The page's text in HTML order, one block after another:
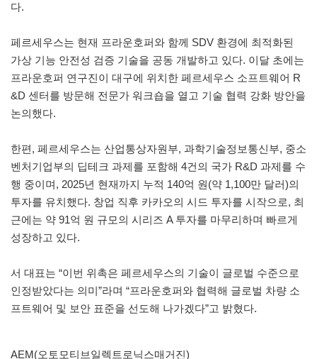
다.
페르세우스는 현재 프라운호퍼와 함께 SDV 환경에 최적화된
가상 기능 안전성 검증 기술을 공동 개발하고 있다. 이달 초에는
프라운호퍼 연구진이 대구에 위치한 페르세우스 소프트웨어 R
&D 센터를 방문해 전문가 워크숍을 열고 기술 협력 강화 방안을
논의했다.
한편, 페르세우스는 산업통상자원부, 과학기술정보통신부, 중소
벤처기업부의 딥테크 과제를 포함해 4건의 국가 R&D 과제를 수
행 중이며, 2025년 현재까지 누적 140억 원(약 1,100만 달러)의
투자를 유치했다. 창업 직후 카카오의 시드 투자를 시작으로, 최
근에는 약 91억 원 규모의 시리즈 A 투자를 마무리하며 빠르게
성장하고 있다.
서 대표는 “이번 위촉은 페르세우스의 기술이 글로벌 수준으로
인정받았다는 의미”라며 “프라운호퍼와 협력해 글로벌 차량 소
프트웨어 및 보안 표준을 선도해 나가겠다”고 밝혔다.
AEM(오토모티브일렉트로닉스매거진)